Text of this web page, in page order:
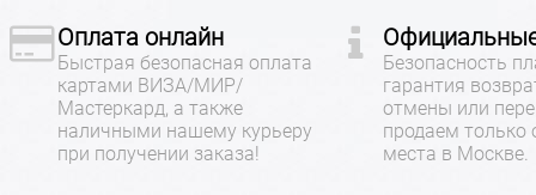
Оплата онлайн
Быстрая безопасная оплата
картами ВИЗА/МИР/
Мастеркард, а также
наличными нашему курьеру
при получении заказа!
Безопасность
гарантия
отмены или
продаем
места в Москве.